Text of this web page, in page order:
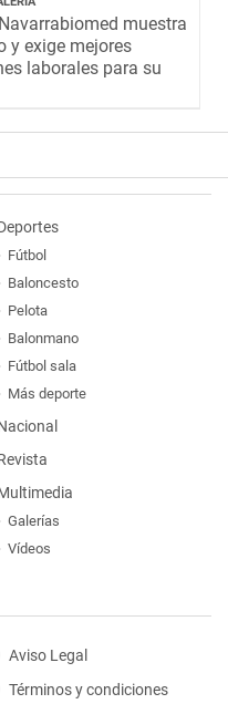
muestra
y exige mejores
laborales para su
Fútbol
Baloncesto
Pelota
Balonmano
Fútbol sala
Más deporte
Galerías
Vídeos
Aviso Legal
Términos y condiciones